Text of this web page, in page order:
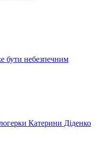
бути небезпечним
Катерини Діденко